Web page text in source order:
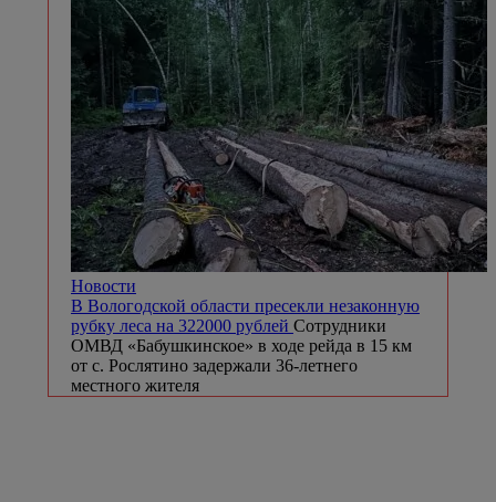
Новости
В Вологодской области пресекли незаконную
рубку леса на 322000 рублей Сотрудники
ОМВД «Бабушкинское» в ходе рейда в 15 км
от с. Рослятино задержали 36-летнего
местного жителя